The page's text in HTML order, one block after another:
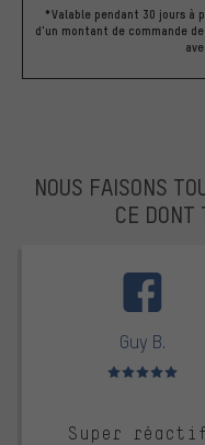
*Valable pendant 30 jours à
d'un montant de commande
NOUS FAISONS
CE DONT
Guy B.
Note moyenne : 5
Super